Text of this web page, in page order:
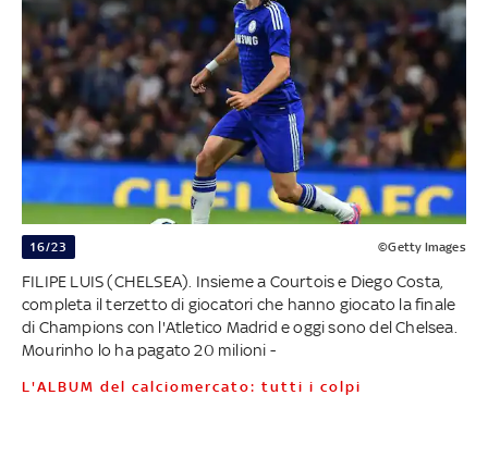
16/23 ©Getty Images
FILIPE LUIS (CHELSEA). Insieme a Courtois e Diego Costa,
completa il terzetto di giocatori che hanno giocato la finale
di Champions con l'Atletico Madrid e oggi sono del Chelsea.
Mourinho lo ha pagato 20 milioni -
L'ALBUM del calciomercato: tutti i colpi